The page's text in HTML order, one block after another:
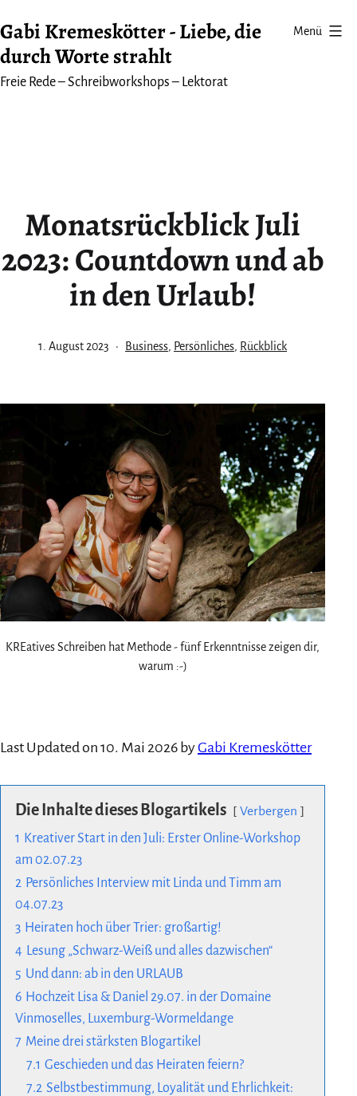
Inhalt
springen
Gabi Kremeskötter - Liebe, die
durch Worte strahlt
Freie Rede – Schreibworkshops – Lektorat
Menü
Monatsrückblick Juli
2023: Countdown und ab
in den Urlaub!
Veröffentlicht
1. August 2023
Kategorisiert
Business, Persönliches, Rückblick
KREatives Schreiben hat Methode - fünf Erkenntnisse zeigen dir,
warum :-)
Last Updated on 10. Mai 2026 byGabi Kremeskötter
Die Inhalte dieses Blogartikels
Verbergen
1 Kreativer Start in den Juli: Erster Online-Workshop
am 02.07.23
2 Persönliches Interview mit Linda und Timm am
04.07.23
3 Heiraten hoch über Trier: großartig!
4
Lesung „Schwarz-Weiß und alles dazwischen“
5 Und dann: ab in den URLAUB
6 Hochzeit Lisa & Daniel 29.07. in der Domaine
Vinmoselles, Luxemburg-Wormeldange
7 Meine drei stärksten Blogartikel
7.1 Geschieden und das Heiraten feiern?
7.2 Selbstbestimmung, Loyalität und Ehrlichkeit: